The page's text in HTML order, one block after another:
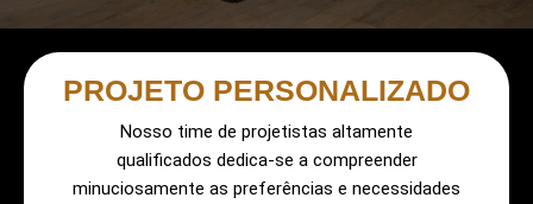
PROJETO PERSONALIZADO
Nosso time de projetistas altamente
qualificados dedica-se a compreender
minuciosamente as preferências e necessidades